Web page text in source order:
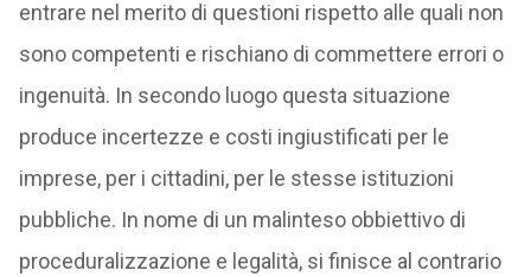
entrare nel merito di questioni rispetto alle quali non
sono competenti e rischiano di commettere errori o
ingenuità. In secondo luogo questa situazione
produce incertezze e costi ingiustificati per le
imprese, per i cittadini, per le stesse istituzioni
pubbliche. In nome di un malinteso obbiettivo di
proceduralizzazione e legalità, si finisce al contrario